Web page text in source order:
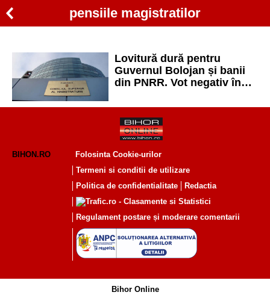
pensiile magistratilor
Lovitură dură pentru
Guvernul Bolojan și banii
din PNRR. Vot negativ în
pensiilor magistraților
BIHON.RO
Folosinta Cookie-urilor
Termeni si conditii de utilizare
Politica de confidentialitate
Redactia
Regulament postare și moderare comentarii
Bihor Online